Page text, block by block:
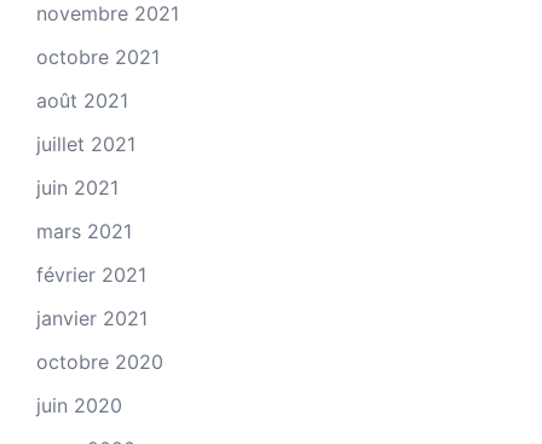
novembre 2021
octobre 2021
août 2021
juillet 2021
juin 2021
mars 2021
février 2021
janvier 2021
octobre 2020
juin 2020